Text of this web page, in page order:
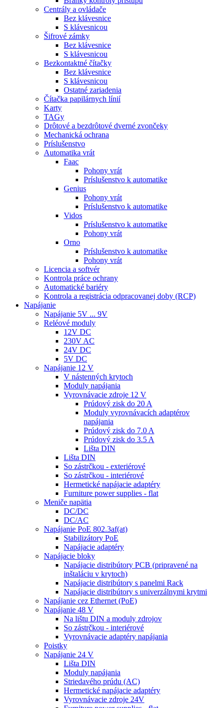
Centrály a ovládače
Bez klávesnice
S klávesnicou
Šifrové zámky
Bez klávesnice
S klávesnicou
Bezkontaktné čítačky
Bez klávesnice
S klávesnicou
Ostatné zariadenia
Čítačka papilárnych línií
Karty
TAGy
Drôtové a bezdrôtové dverné zvončeky
Mechanická ochrana
Príslušenstvo
Automatika vrát
Faac
Pohony vrát
Príslušenstvo k automatike
Genius
Pohony vrát
Príslušenstvo k automatike
Vidos
Príslušenstvo k automatike
Pohony vrát
Orno
Príslušenstvo k automatike
Pohony vrát
Licencia a softvér
Kontrola práce ochrany
Automatické bariéry
Kontrola a registrácia odpracovanej doby (RCP)
Napájanie
Napájanie 5V ... 9V
Reléové moduly
12V DC
230V AC
24V DC
5V DC
Napájanie 12 V
V nástenných krytoch
Moduly napájania
Vyrovnávacie zdroje 12 V
Prúdový zisk do 20 A
Moduly vyrovnávacích adaptérov
napájania
Prúdový zisk do 7.0 A
Prúdový zisk do 3.5 A
Lišta DIN
Lišta DIN
So zástrčkou - exteriérové
So zástrčkou - interiérové
Hermetické napájacie adaptéry
Furniture power supplies - flat
Meniče napätia
DC/DC
DC/AC
Napájanie PoE 802.3af(at)
Stabilizátory PoE
Napájacie adaptéry
Napájacie bloky
Napájacie distribútory PCB (pripravené na
inštaláciu v krytoch)
Napájacie distribútory s panelmi Rack
Napájacie distribútory s univerzálnymi krytmi
Napájanie cez Ethernet (PoE)
Napájanie 48 V
Na lištu DIN a moduly zdrojov
So zástrčkou - interiérové
Vyrovnávacie adaptéry napájania
Poistky
Napájanie 24 V
Lišta DIN
Moduly napájania
Striedavého prúdu (AC)
Hermetické napájacie adaptéry
Vyrovnávacie zdroje 24V